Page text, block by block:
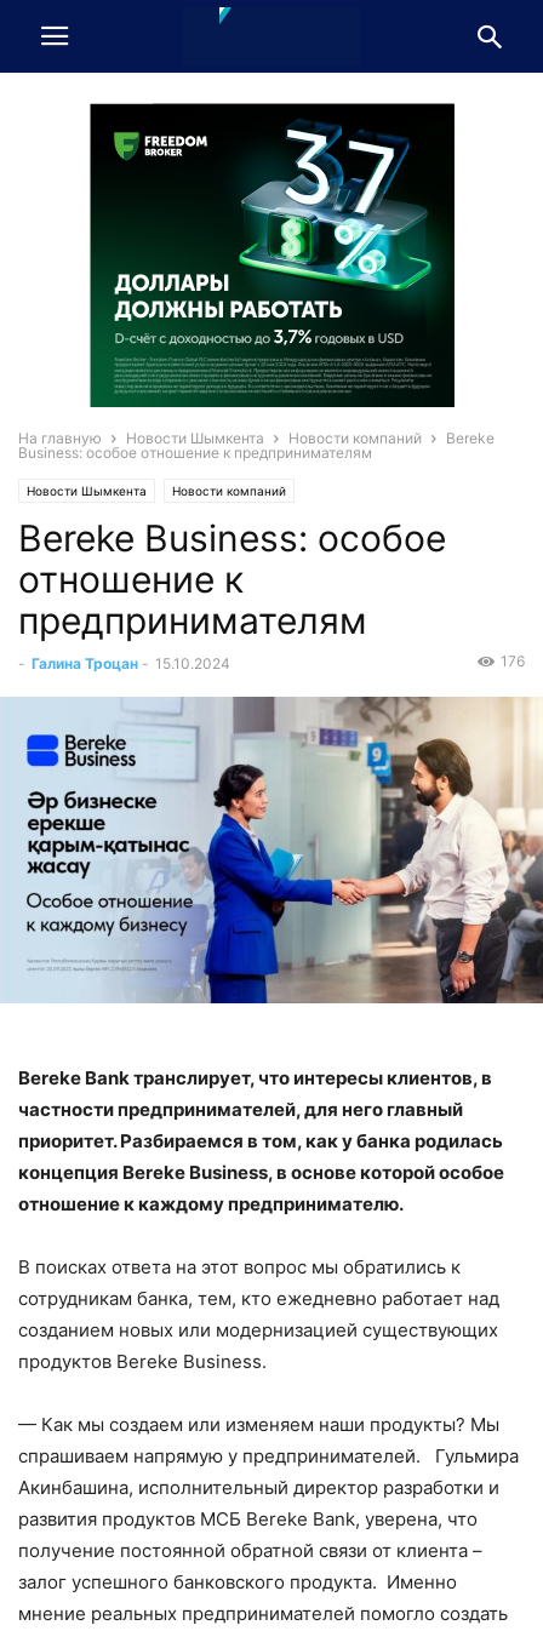
На главную Новости Шымкента Новости компаний
Bereke
Business: особое отношение к предпринимателям
Новости Шымкента Новости компаний
Bereke Business: особое
отношение к
предпринимателям
- Галина Троцан - 15.10.2024 176
Bereke Bank транслирует, что интересы клиентов, в
частности предпринимателей, для него главный
приоритет. Разбираемся в том, как у банка родилась
концепция Bereke Business, в основе которой особое
отношение к каждому предпринимателю.
В поисках ответа на этот вопрос мы обратились к
сотрудникам банка, тем, кто ежедневно работает над
созданием новых или модернизацией существующих
продуктов Bereke Business.
— Как мы создаем или изменяем наши продукты? Мы
спрашиваем напрямую у предпринимателей. Гульмира
Акинбашина, исполнительный директор разработки и
развития продуктов МСБ Bereke Bank, уверена, что
получение постоянной обратной связи от клиента –
залог успешного банковского продукта. Именно
мнение реальных предпринимателей помогло создать